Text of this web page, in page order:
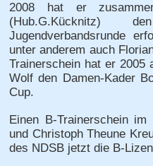
2008 hat er
(Hub.G.Kücknitz)
Jugendverbandsrunde
unter anderem auch
Trainerschein hat er
Wolf den Damen-Kader
Cup.
Einen B-Trainerschein
und Christoph Theune
des NDSB jetzt die B-